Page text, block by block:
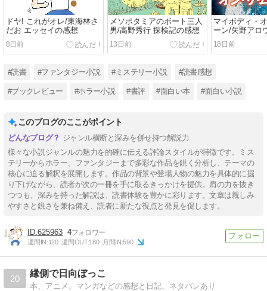
ドヤ! これがオレ/東海林さ
だお エッセイの感想
8日前
メソポタミアのボート三人
男/高野秀行 探検記の感想
13日前
マイボディ・
ーン/矢野アロ
感想
18日前
#読書 #ファンタジー小説 #ミステリー小説 #読書感想
#ブックレビュー #ホラー小説 #書評 #面白い本 #面白い小説
このブログのここがポイント
ジャンル横断と深みを併せ持つ解説力
様々な小説ジャンルの魅力を的確に伝える評論スタイルが特徴です。ミス
テリーからホラー、ファンタジーまで多彩な作品を鋭く分析し、テーマの
核心に迫る解釈を展開します。作品の背景や登場人物の魅力を具体的に掘
り下げながら、読者が次の一冊を手に取るきっかけを提供。肩の力を抜き
つつも、深みを持った解説は、読書体験を豊かに彩ります。文章は親しみ
やすさと鋭さを兼ね備え、読者に新たな視点と発見を促します。
625963 4
週間IN:120 週間OUT:180 月間IN:590
20
縁側で日向ぼっこ
本、アニメ、マンガなどの感想と日記、ネタバレあり